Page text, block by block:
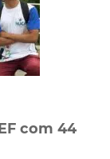
com 44